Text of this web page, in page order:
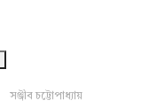
সঞ্জীব চট্টোপাধ্যায়